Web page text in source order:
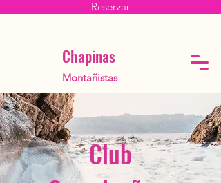
Reservar
Chapinas
Montañistas
Club